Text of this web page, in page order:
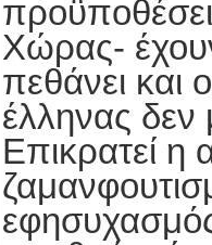
Χώρας-
πεθάνει και
έλληνας δεν
Επικρατεί η